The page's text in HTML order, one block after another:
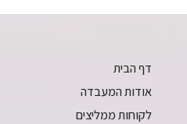
דף הבית
אודות המעבדה
לקוחות ממליצים